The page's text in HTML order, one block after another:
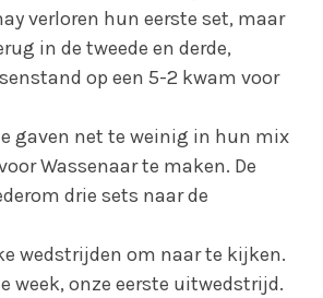
verloren hun eerste set, maar
in de tweede en derde,
op een 5-2 kwam voor
gaven net te weinig in hun mix
Wassenaar te maken. De
drie sets naar de
wedstrijden om naar te kijken.
week, onze eerste uitwedstrijd.